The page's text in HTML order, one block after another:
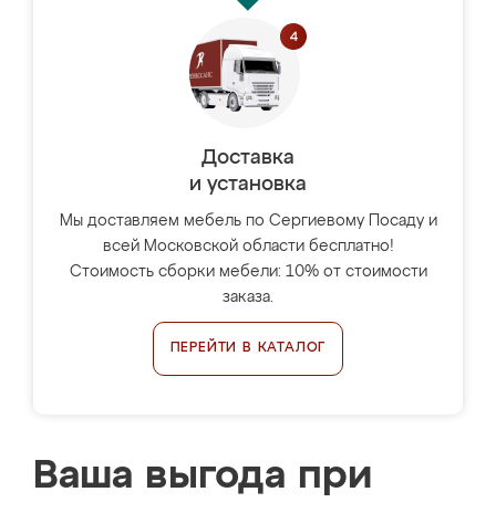
Доставка
и установка
Мы доставляем мебель по Сергиевому Посаду и
всей Московской области бесплатно!
Стоимость сборки мебели: 10% от стоимости
заказа.
ПЕРЕЙТИ В КАТАЛОГ
Ваша выгода при